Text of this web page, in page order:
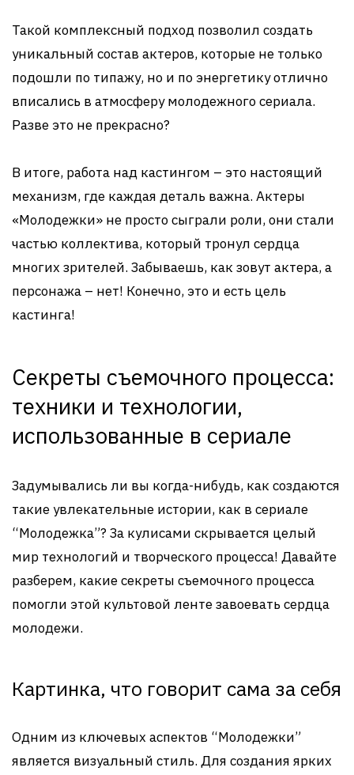
Такой комплексный подход позволил создать
уникальный состав актеров, которые не только
подошли по типажу, но и по энергетику отлично
вписались в атмосферу молодежного сериала.
Разве это не прекрасно?
В итоге, работа над кастингом – это настоящий
механизм, где каждая деталь важна. Актеры
«Молодежки» не просто сыграли роли, они стали
частью коллектива, который тронул сердца
многих зрителей. Забываешь, как зовут актера, а
персонажа – нет! Конечно, это и есть цель
кастинга!
Секреты съемочного процесса:
техники и технологии,
использованные в сериале
Задумывались ли вы когда-нибудь, как создаются
такие увлекательные истории, как в сериале
“Молодежка”? За кулисами скрывается целый
мир технологий и творческого процесса! Давайте
разберем, какие секреты съемочного процесса
помогли этой культовой ленте завоевать сердца
молодежи.
Картинка, что говорит сама за себя
Одним из ключевых аспектов “Молодежки”
является визуальный стиль. Для создания ярких